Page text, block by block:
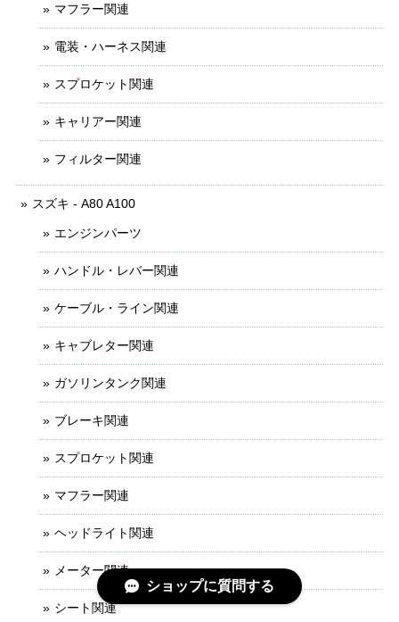
マフラー関連
電装・ハーネス関連
スプロケット関連
キャリアー関連
フィルター関連
スズキ - A80 A100
エンジンパーツ
ハンドル・レバー関連
ケーブル・ライン関連
キャブレター関連
ガソリンタンク関連
ブレーキ関連
スプロケット関連
マフラー関連
ヘッドライト関連
メーター関連
シート関連
ショップに質問する